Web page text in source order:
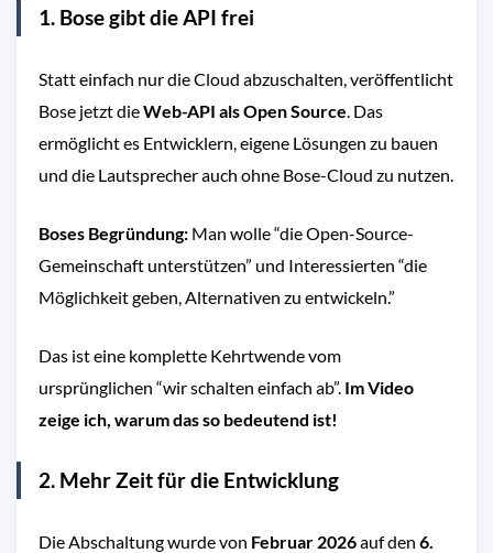
1. Bose gibt die API frei
Statt einfach nur die Cloud abzuschalten, veröffentlicht
Bose jetzt dieWeb-API als Open Source . Das
ermöglicht es Entwicklern, eigene Lösungen zu bauen
und die Lautsprecher auch ohne Bose-Cloud zu nutzen.
Boses Begründung: Man wolle “die Open-Source-
Gemeinschaft unterstützen” und Interessierten “die
Möglichkeit geben, Alternativen zu entwickeln.”
Das ist eine komplette Kehrtwende vom
ursprünglichen “wir schalten einfach ab”. Im Video
zeige ich, warum das so bedeutend ist!
2. Mehr Zeit für die Entwicklung
Die Abschaltung wurde von Februar 2026auf den 6.